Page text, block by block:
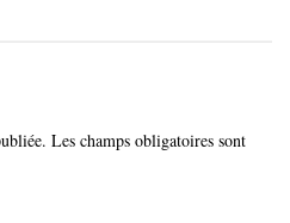
Les champs obligatoires sont